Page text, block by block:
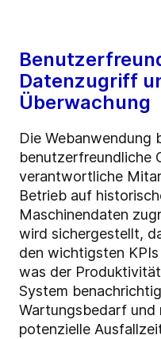
Datenzugriff
Überwachung
Die Webanwendung
benutzerfreundliche
verantwortliche
Betrieb auf
Maschinendaten
wird sichergestellt,
den wichtigsten
was der
System
Wartungsbedarf und
potenzielle